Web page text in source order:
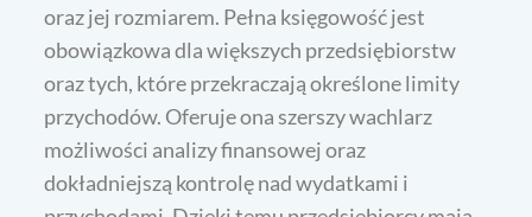
oraz jej rozmiarem. Pełna księgowość jest
obowiązkowa dla większych przedsiębiorstw
oraz tych, które przekraczają określone limity
przychodów. Oferuje ona szerszy wachlarz
możliwości analizy finansowej oraz
dokładniejszą kontrolę nad wydatkami i